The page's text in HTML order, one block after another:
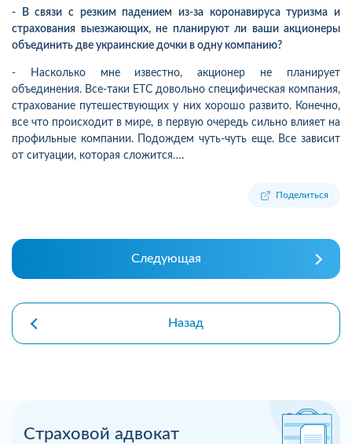
Страховой адвокат
- В связи с резким падением из-за коронавируса туризма и
страхования выезжающих, не планируют ли ваши акционеры
объединить две украинские дочки в одну компанию?
- Насколько мне известно, акционер не планирует
объединения. Все-таки ЕТС довольно специфическая компания,
страхование путешествующих у них хорошо развито. Конечно,
все что происходит в мире, в первую очередь сильно влияет на
профильные компании. Подождем чуть-чуть еще. Все зависит
от ситуации, которая сложится….
Поделиться
Следующая
Назад